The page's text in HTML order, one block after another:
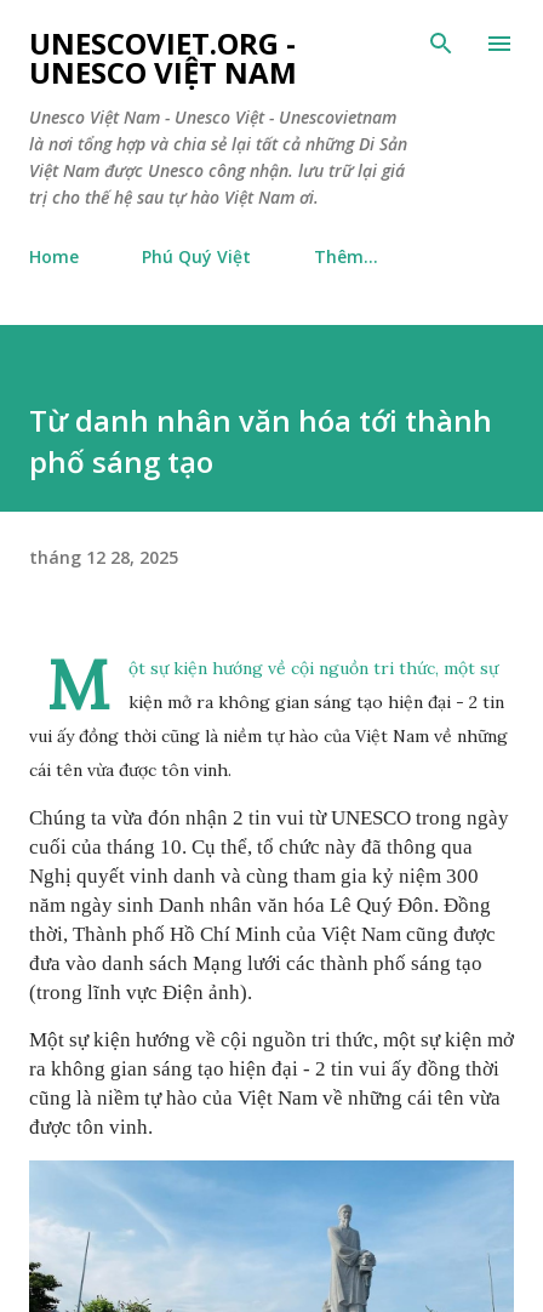
Chuyển đến nội dung chính
UNESCOVIET.ORG -
UNESCO VIỆT NAM
Unesco Việt Nam - Unesco Việt - Unescovietnam
là nơi tổng hợp và chia sẻ lại tất cả những Di Sản
Việt Nam được Unesco công nhận. lưu trữ lại giá
trị cho thế hệ sau tự hào Việt Nam ơi.
Home Phú Quý Việt Thêm…
Từ danh nhân văn hóa tới thành
phố sáng tạo
tháng 12 28, 2025
M
ột sự kiện hướng về cội nguồn tri thức, một sự
kiện mở ra không gian sáng tạo hiện đại - 2 tin
vui ấy đồng thời cũng là niềm tự hào của Việt Nam về những
cái tên vừa được tôn vinh.
Chúng ta vừa đón nhận 2 tin vui từ UNESCO trong ngày
cuối của tháng 10. Cụ thể, tổ chức này đã thông qua
Nghị quyết vinh danh và cùng tham gia kỷ niệm 300
năm ngày sinh Danh nhân văn hóa Lê Quý Đôn. Đồng
thời, Thành phố Hồ Chí Minh của Việt Nam cũng được
đưa vào danh sách Mạng lưới các thành phố sáng tạo
(trong lĩnh vực Điện ảnh).
Một sự kiện hướng về cội nguồn tri thức, một sự kiện mở
ra không gian sáng tạo hiện đại - 2 tin vui ấy đồng thời
cũng là niềm tự hào của Việt Nam về những cái tên vừa
được tôn vinh.